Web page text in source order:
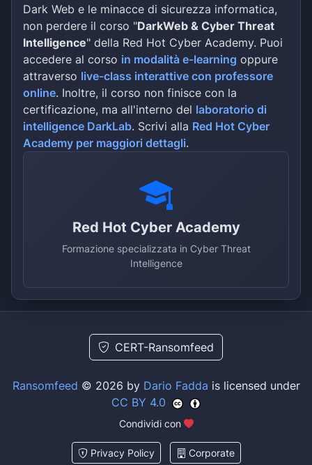
Dark Web e le minacce di sicurezza informatica,
non perdere il corso "DarkWeb & Cyber Threat
Intelligence" della Red Hot Cyber Academy. Puoi
accedere al corso in modalità e-learning oppure
attraverso live-class interattive con professore
online. Inoltre, il corso non finisce con la
certificazione, ma all'interno del laboratorio di
intelligence DarkLab. Scrivi alla Red Hot Cyber
Academy per maggiori dettagli.
Red Hot Cyber Academy
Formazione specializzata in Cyber Threat
Intelligence
CERT-Ransomfeed
Ransomfeed © 2026 by Dario Fadda is licensed under
CC BY 4.0
Condividi con
Privacy Policy Corporate